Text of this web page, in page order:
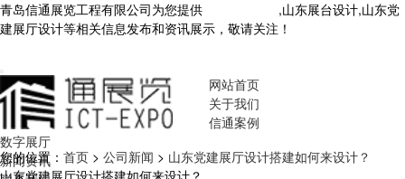
青岛信通展览工程有限公司为您提供
,山东展台设计,山东党
建展厅设计等相关信息发布和资讯展示，敬请关注！
网站首页
关于我们
信通案例
数字展厅
新闻资讯
您的位置： 首页 > 公司新闻 > 山东党建展厅设计搭建如何来设计？
山东党建展厅设计搭建如何来设计？